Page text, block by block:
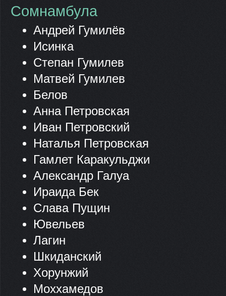
Сомнамбула
Андрей Гумилёв
Исинка
Степан Гумилев
Матвей Гумилев
Белов
Анна Петровская
Иван Петровский
Наталья Петровская
Гамлет Каракульджи
Александр Галуа
Ираида Бек
Слава Пущин
Ювельев
Лагин
Шкиданский
Хорунжий
Моххамедов